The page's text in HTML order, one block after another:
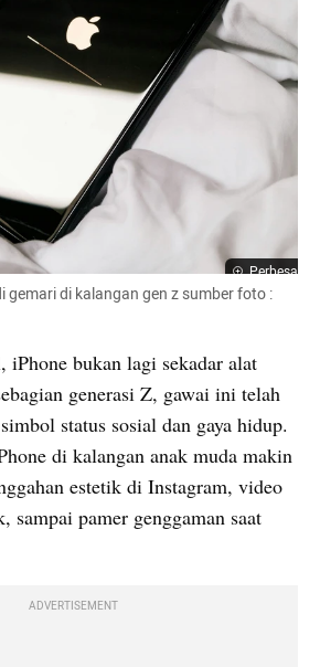
Perbesar
gemari di kalangan gen z sumber foto :
iPhone bukan lagi sekadar alat
generasi Z, gawai ini telah
status sosial dan gaya hidup.
di kalangan anak muda makin
estetik di Instagram, video
sampai pamer genggaman saat
ADVERTISEMENT